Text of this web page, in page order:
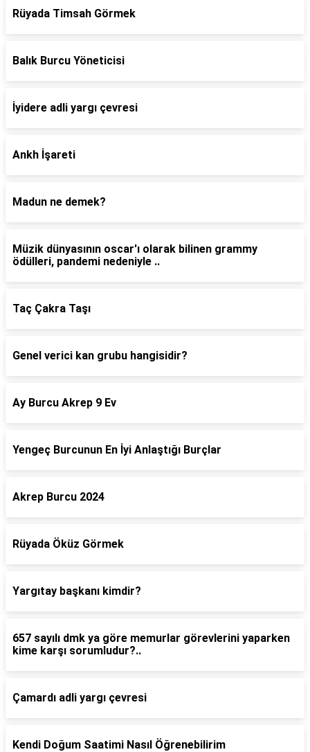
Rüyada Timsah Görmek
Balık Burcu Yöneticisi
İyidere adli yargı çevresi
Ankh İşareti
Madun ne demek?
Müzik dünyasının oscar'ı olarak bilinen grammy
ödülleri, pandemi nedeniyle ..
Taç Çakra Taşı
Genel verici kan grubu hangisidir?
Ay Burcu Akrep 9 Ev
Yengeç Burcunun En İyi Anlaştığı Burçlar
Akrep Burcu 2024
Rüyada Öküz Görmek
Yargıtay başkanı kimdir?
657 sayılı dmk ya göre memurlar görevlerini yaparken
kime karşı sorumludur?..
Çamardı adli yargı çevresi
Kendi Doğum Saatimi Nasıl Öğrenebilirim